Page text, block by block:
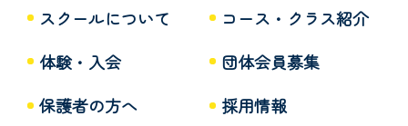
スクールについて
コース・クラス紹介
体験・入会
団体会員募集
保護者の方へ
採用情報